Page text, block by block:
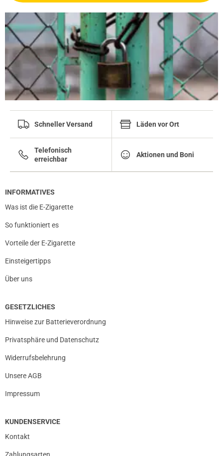
Schneller Versand Läden vor Ort
Telefonisch
erreichbar
Aktionen und Boni
INFORMATIVES
Was ist die E-Zigarette
So funktioniert es
Vorteile der E-Zigarette
Einsteigertipps
Über uns
GESETZLICHES
Hinweise zur Batterieverordnung
Privatsphäre und Datenschutz
Widerrufsbelehrung
Unsere AGB
Impressum
KUNDENSERVICE
Kontakt